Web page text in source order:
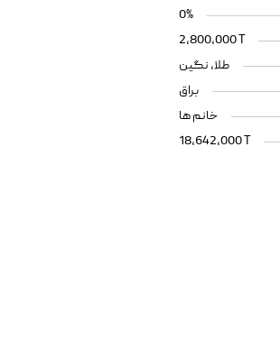
0%
2,800,000 T
طلا، نگین
براق
خانم ها
18,642,000 T